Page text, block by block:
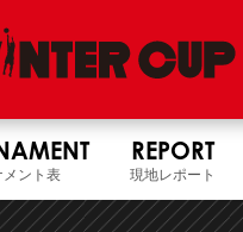
メント表
REPORT
現地レポート